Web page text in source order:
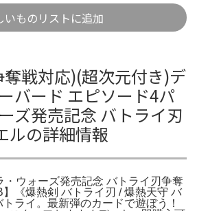
いものリストに追加
戦対応)(超次元付き)デ
バード エピソード4パ
ズ発売記念 バトライ刃
ルの詳細情報
・ウォーズ発売記念 バトライ刃争奪
《爆熱剣 バトライ刃 / 爆熱天守 バ
トライ。最新弾のカードで遊ぼう！